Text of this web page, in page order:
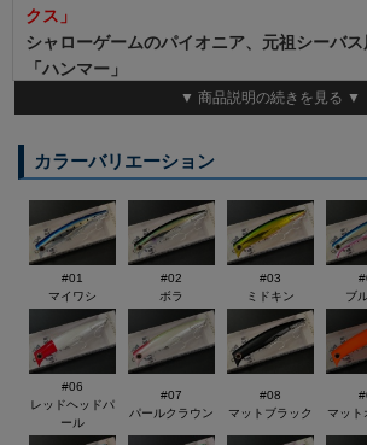
クス」
シャローゲームのパイオニア、元祖シーバ
「ハンマー」
ハンマーシリーズ第二弾はバチ抜けパターン
超デッドスローリトリーブで僅かな引き波
面ハンマーウォブリング。
◆全長 ：90ミリ ◆重さ ： 8.5g ◆フロー
▼ 商品説明の続きを見る ▼
カラーバリエーション
#01
マイワシ
#02
ボラ
#03
ミドキン
ブ
#06
レッドヘッドパ
ール
#07
パールクラウン
#08
マットブラック
マット